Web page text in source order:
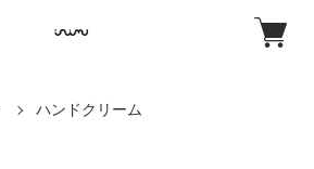
ハンドクリーム